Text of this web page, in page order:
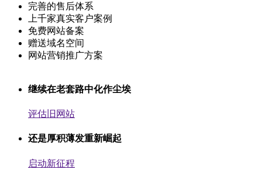
完善的售后体系
上千家真实客户案例
免费网站备案
赠送域名空间
网站营销推广方案
继续在老套路中化作尘埃
评估旧网站
还是厚积薄发重新崛起
启动新征程